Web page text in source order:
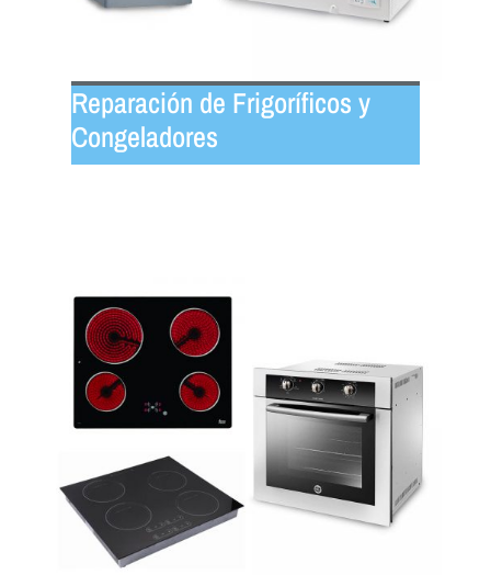
Reparación de Frigoríficos y
Congeladores